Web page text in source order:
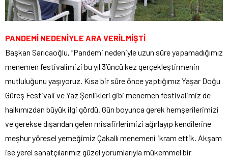
PANDEMİ NEDENİYLE ARA VERİLMİŞTİ
Başkan Sarıcaoğlu, “Pandemi nedeniyle uzun süre yapamadığımız
menemen festivalimizi bu yıl 3’üncü kez gerçekleştirmenin
mutluluğunu yaşıyoruz. Kısa bir süre önce yaptığımız Yaşar Doğu
Güreş Festivali ve Yaz Şenlikleri gibi menemen festivalimiz de
halkımızdan büyük ilgi gördü. Gün boyunca gerek hemşerilerimizi
ve gerekse dışarıdan gelen misafirlerimizi ağırlayıp kendilerine
meşhur yöresel yemeğimiz Çakallı menemeni ikram ettik. Akşam
ise yerel sanatçılarımız güzel yorumlarıyla mükemmel bir